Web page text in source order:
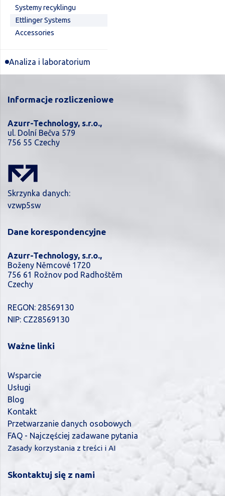
Systemy recyklingu
Ettlinger Systems
Accessories
Analiza i laboratorium
Informacje rozliczeniowe
Azurr-Technology, s.r.o.,
ul. Dolní Bečva 579
756 55 Czechy
Skrzynka danych:
vzwp5sw
Dane korespondencyjne
Azurr-Technology, s.r.o.,
Boženy Němcové 1720
756 61 Rožnov pod Radhoštěm
Czechy
REGON: 28569130
NIP: CZ28569130
Ważne linki
Wsparcie
Usługi
Blog
Kontakt
Przetwarzanie danych osobowych
FAQ - Najczęściej zadawane pytania
Zasady korzystania z treści i AI
Skontaktuj się z nami